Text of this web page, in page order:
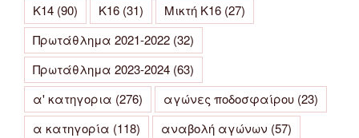
Κ14 (90) Κ16 (31) Μικτή Κ16 (27)
Πρωτάθλημα 2021-2022 (32)
Πρωτάθλημα 2023-2024 (63)
α' κατηγορια (276) αγώνες ποδοσφαίρου (23)
α κατηγορία (118) αναβολή αγώνων (57)